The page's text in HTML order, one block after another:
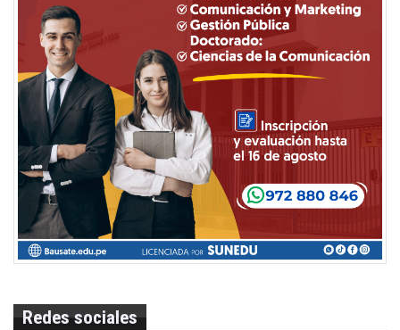
Redes sociales